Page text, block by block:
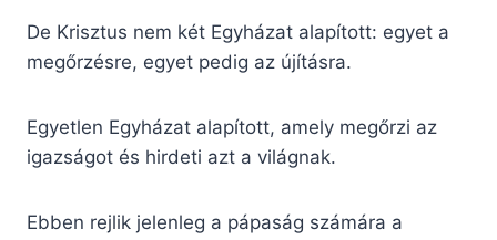
De Krisztus nem két Egyházat alapított: egyet a
megőrzésre, egyet pedig az újításra.
Egyetlen Egyházat alapított, amely megőrzi az
igazságot és hirdeti azt a világnak.
Ebben rejlik jelenleg a pápaság számára a